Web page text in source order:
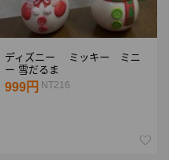
ディズニー ミッキー ミニ
ー 雪だるま
999円 NT216